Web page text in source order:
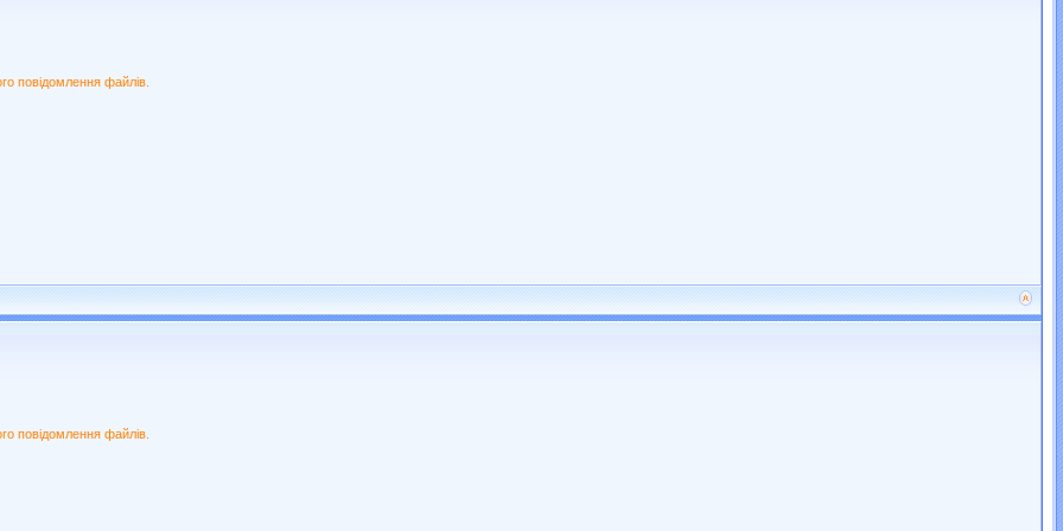
повідомлення файлів.
повідомлення файлів.